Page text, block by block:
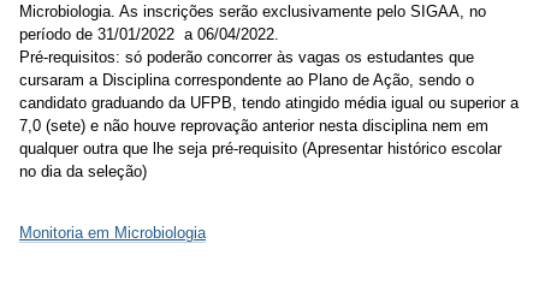
Microbiologia. As inscrições serão exclusivamente pelo SIGAA, no
período de 31/01/2022 a 06/04/2022.
Pré-requisitos: só poderão concorrer às vagas os estudantes que
cursaram a Disciplina correspondente ao Plano de Ação, sendo o
candidato graduando da UFPB, tendo atingido média igual ou superior a
7,0 (sete) e não houve reprovação anterior nesta disciplina nem em
qualquer outra que lhe seja pré-requisito (Apresentar histórico escolar
no dia da seleção)
Monitoria em Microbiologia